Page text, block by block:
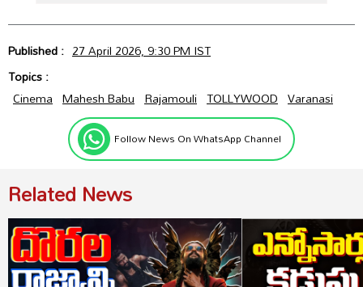
Published : 27 April 2026, 9:30 PM IST
Topics :
Cinema Mahesh Babu Rajamouli TOLLYWOOD Varanasi
Follow News On WhatsApp Channel
Related News